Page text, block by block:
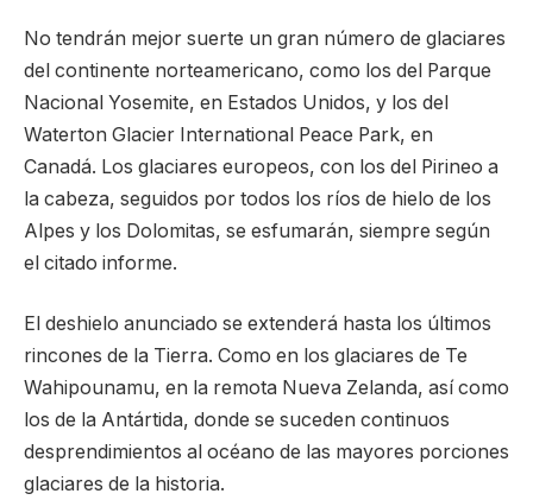
No tendrán mejor suerte un gran número de glaciares
del continente norteamericano, como los del Parque
Nacional Yosemite, en Estados Unidos, y los del
Waterton Glacier International Peace Park, en
Canadá. Los glaciares europeos, con los del Pirineo a
la cabeza, seguidos por todos los ríos de hielo de los
Alpes y los Dolomitas, se esfumarán, siempre según
el citado informe.
El deshielo anunciado se extenderá hasta los últimos
rincones de la Tierra. Como en los glaciares de Te
Wahipounamu, en la remota Nueva Zelanda, así como
los de la Antártida, donde se suceden continuos
desprendimientos al océano de las mayores porciones
glaciares de la historia.